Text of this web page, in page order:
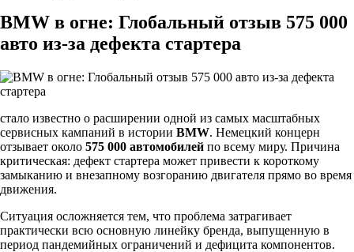
BMW в огне: Глобальный отзыв 575 000
авто из-за дефекта стартера
стало известно о расширении одной из самых масштабных
сервисных кампаний в истории BMW. Немецкий концерн
отзывает около 575 000 автомобилей по всему миру. Причина
критическая: дефект стартера может привести к короткому
замыканию и внезапному возгоранию двигателя прямо во время
движения.
Ситуация осложняется тем, что проблема затрагивает
практически всю основную линейку бренда, выпущенную в
период пандемийных ограничений и дефицита компонентов.